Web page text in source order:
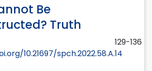
Be
Truth
129-136
10.21697/spch.2022.58.A.14